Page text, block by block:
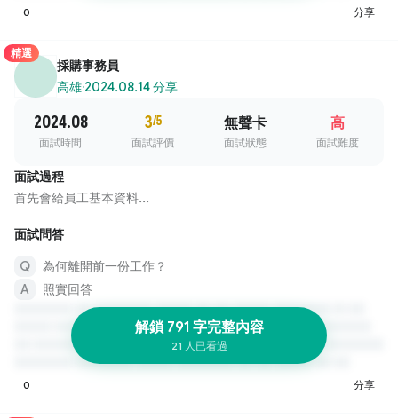
0 分享
精選
採購事務員
高雄·2024.08.14 分享
2024.08
面試時間
3/5
面試評價
無聲卡
面試狀態
高
面試難度
面試過程
首先會給員工基本資料...
面試問答
為何離開前一份工作？
照實回答
解鎖 791 字完整內容
21 人已看過
0 分享